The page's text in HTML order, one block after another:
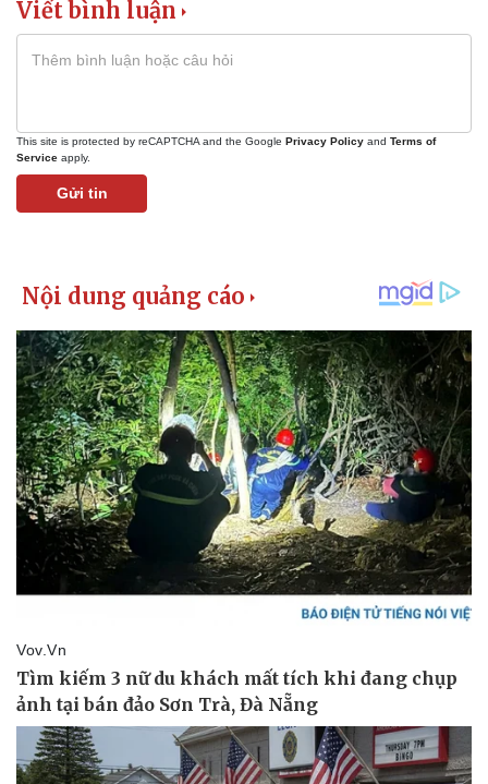
Viết bình luận
This site is protected by reCAPTCHA and the Google Privacy Policy and Terms of
Service apply.
Gửi tin